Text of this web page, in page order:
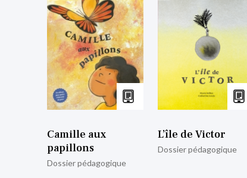
Camille aux
papillons
Dossier pédagogique
L’île de Victor
Dossier pédagogique